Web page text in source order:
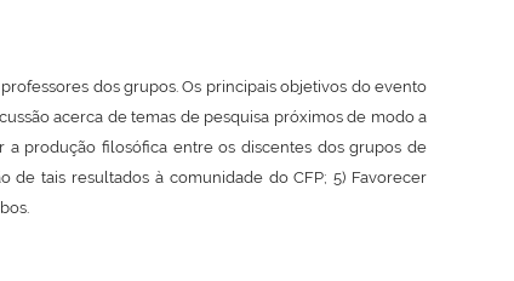
dos grupos. Os principais objetivos do evento
acerca de temas de pesquisa próximos de modo a
a produção filosófica entre os discentes dos grupos de
de tais resultados à comunidade do CFP; 5) Favorecer